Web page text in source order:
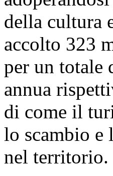
della cultura
accolto 323
per un totale
annua
di come il
lo scambio e
nel territorio.